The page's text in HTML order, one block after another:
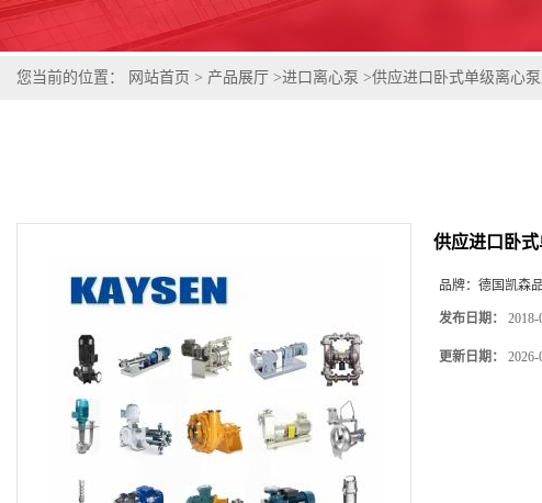
您当前的位置： 网站首页 > 产品展厅 >进口离心泵 >供应进口卧式单级离心
供应进口卧
品牌： 德国凯森
发布日期： 2018-
更新日期： 2026-